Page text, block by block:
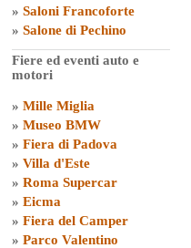
» Saloni Francoforte
» Salone di Pechino
Fiere ed eventi auto e
motori
» Mille Miglia
» Museo BMW
» Fiera di Padova
» Villa d'Este
» Roma Supercar
» Eicma
» Fiera del Camper
» Parco Valentino